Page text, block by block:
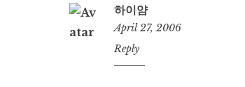
하이얌
April 27, 2006
2:24
am
Reply